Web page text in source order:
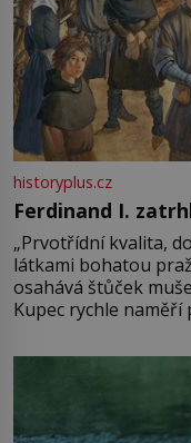
historyplus.cz
Ferdinand I.
„Prvotřídní kvalita,
látkami bohatou
osahává štůček
Kupec rychle
milostpaní. Stačí
množství růžového
Vezme do ruky